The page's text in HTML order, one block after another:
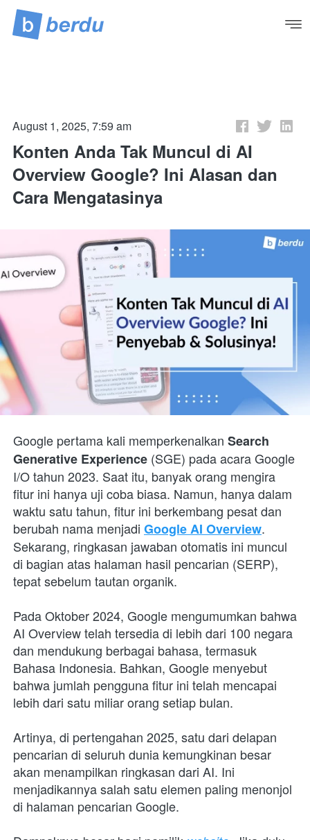
August 1, 2025, 7:59 am
Konten Anda Tak Muncul di AI
Overview Google? Ini Alasan dan
Cara Mengatasinya
Google pertama kali memperkenalkan Search
Generative Experience (SGE) pada acara Google
I/O tahun 2023. Saat itu, banyak orang mengira
fitur ini hanya uji coba biasa. Namun, hanya dalam
waktu satu tahun, fitur ini berkembang pesat dan
berubah nama menjadi Google AI Overview.
Sekarang, ringkasan jawaban otomatis ini muncul
di bagian atas halaman hasil pencarian (SERP),
tepat sebelum tautan organik.
Pada Oktober 2024, Google mengumumkan bahwa
AI Overview telah tersedia di lebih dari 100 negara
dan mendukung berbagai bahasa, termasuk
Bahasa Indonesia. Bahkan, Google menyebut
bahwa jumlah pengguna fitur ini telah mencapai
lebih dari satu miliar orang setiap bulan.
Artinya, di pertengahan 2025, satu dari delapan
pencarian di seluruh dunia kemungkinan besar
akan menampilkan ringkasan dari AI. Ini
menjadikannya salah satu elemen paling menonjol
di halaman pencarian Google.